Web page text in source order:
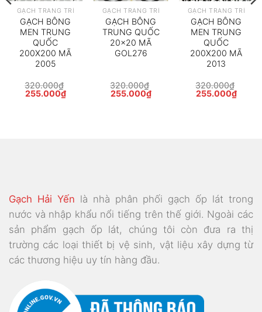
GẠCH TRANG TRÍ
GẠCH BÔNG
MEN TRUNG
QUỐC
200X200 MÃ
2005
320.000₫
Giá
255.000₫Giá
hiện
GẠCH TRANG TRÍ
GẠCH BÔNG
TRUNG QUỐC
20×20 MÃ
GOL276
320.000₫
Giá
255.000₫Giá
hiện
GẠCH TRANG TRÍ
GẠCH BÔNG
MEN TRUNG
QUỐC
200X200 MÃ
2013
320.000₫
Giá
255.000₫Giá
hiện
Gạch Hải Yến là nhà phân phối gạch ốp lát trong
nước và nhập khẩu nổi tiếng trên thế giới. Ngoài các
sản phẩm gạch ốp lát, chúng tôi còn đưa ra thị
trường các loại thiết bị vệ sinh, vật liệu xây dựng từ
các thương hiệu uy tín hàng đầu.